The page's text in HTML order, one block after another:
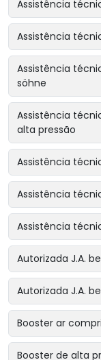
Assistência
Assistência
Assistência
söhne
Assistência
alta pressão
Assistência
Assistência
Assistência
Autorizada J.A.
Autorizada J.A.
Booster ar
Booster de alta